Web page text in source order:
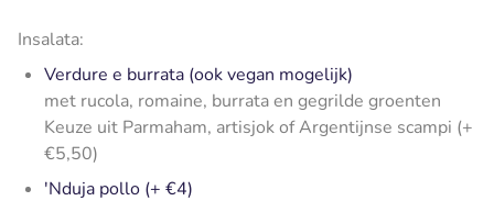
Insalata:
Verdure e burrata (ook vegan mogelijk)
met rucola, romaine, burrata en gegrilde groenten
Keuze uit Parmaham, artisjok of Argentijnse scampi (+
€5,50)
'Nduja pollo (+ €4)